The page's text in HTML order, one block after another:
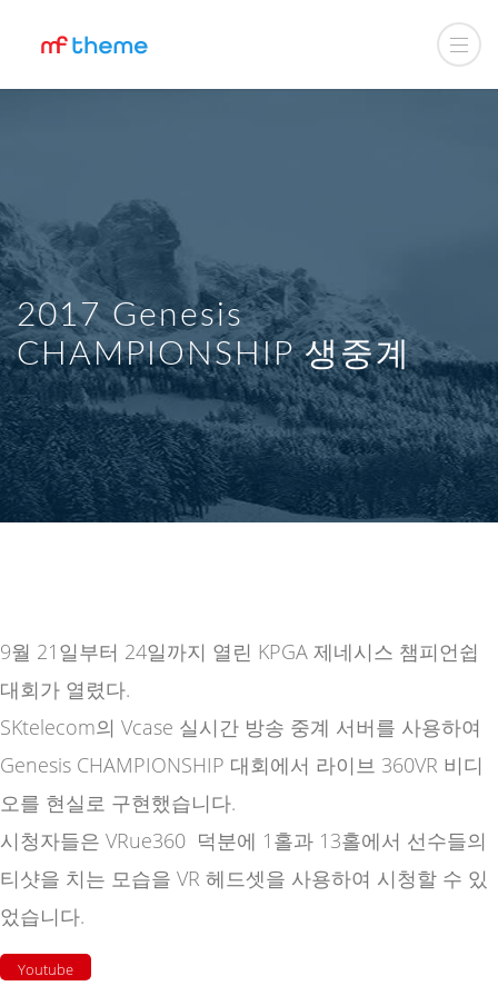
2017 Genesis
CHAMPIONSHIP 생중계
9월 21일부터 24일까지 열린 KPGA 제네시스 챔피언쉽
대회가 열렸다.
SKtelecom의 Vcase 실시간 방송 중계 서버를 사용하여
Genesis CHAMPIONSHIP 대회에서 라이브 360VR 비디
오를 현실로 구현했습니다.
시청자들은 VRue360 덕분에 1홀과 13홀에서 선수들의
티샷을 치는 모습을 VR 헤드셋을 사용하여 시청할 수 있
었습니다.
Youtube